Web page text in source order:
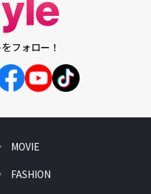
フォロー！
MOVIE
FASHION